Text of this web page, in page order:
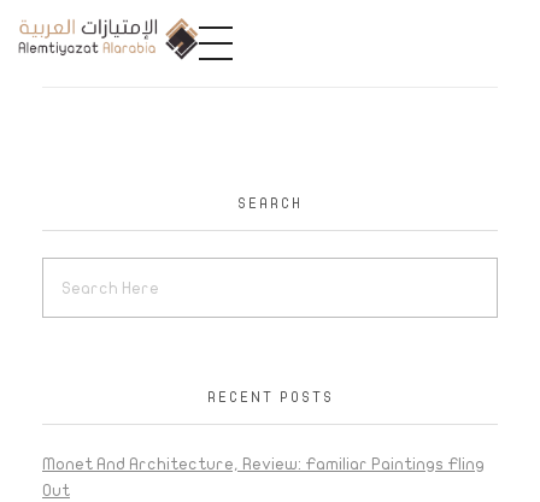
SEARCH
RECENT POSTS
Monet And Architecture, Review: Familiar Paintings Fling
Out